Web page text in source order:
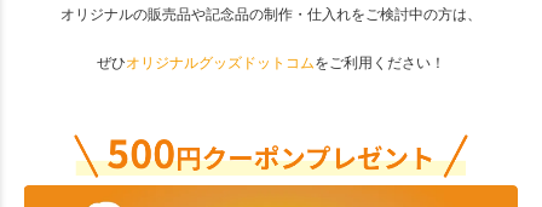
オリジナルの販売品や記念品の制作・仕入れをご検討中の方は、
ぜひオリジナルグッズドットコムをご利用ください！